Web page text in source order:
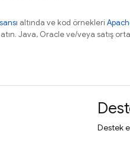
altında ve kod örnekleri
Java, Oracle ve/veya satış
Destek